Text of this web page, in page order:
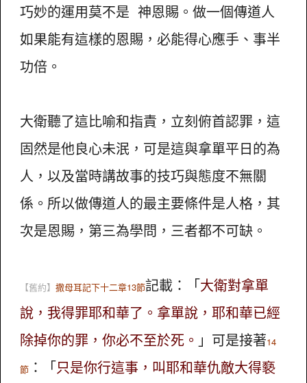
巧妙的運用莫不是 神恩賜。做一個傳道人
如果能有這樣的恩賜，必能得心應手、事半
功倍。
大衛聽了這比喻和指責，立刻俯首認罪，這
固然是他良心未泯，可是這與拿單平日的為
人，以及當時講故事的技巧與態度不無關
係。所以做傳道人的最主要條件是人格，其
次是恩賜，第三為學問，三者都不可缺。
【舊約】撒母耳記下十二章13節記載：「大衛對拿單
說，我得罪耶和華了。拿單說，耶和華已經
除掉你的罪，你必不至於死。 」可是接著14
節 ：「只是你行這事，叫耶和華仇敵大得褻